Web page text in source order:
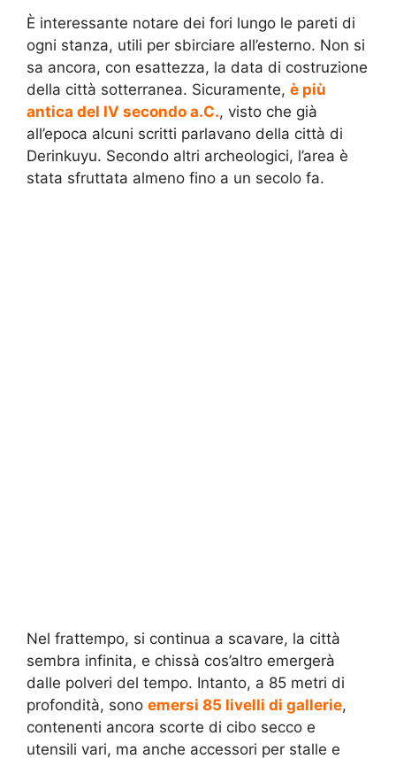
È interessante notare dei fori lungo le pareti di
ogni stanza, utili per sbirciare all’esterno. Non si
sa ancora, con esattezza, la data di costruzione
della città sotterranea. Sicuramente, è più
antica del IV secondo a.C., visto che già
all’epoca alcuni scritti parlavano della città di
Derinkuyu. Secondo altri archeologici, l’area è
stata sfruttata almeno fino a un secolo fa.
Nel frattempo, si continua a scavare, la città
sembra infinita, e chissà cos’altro emergerà
dalle polveri del tempo. Intanto, a 85 metri di
profondità, sono emersi 85 livelli di gallerie,
contenenti ancora scorte di cibo secco e
utensili vari, ma anche accessori per stalle e